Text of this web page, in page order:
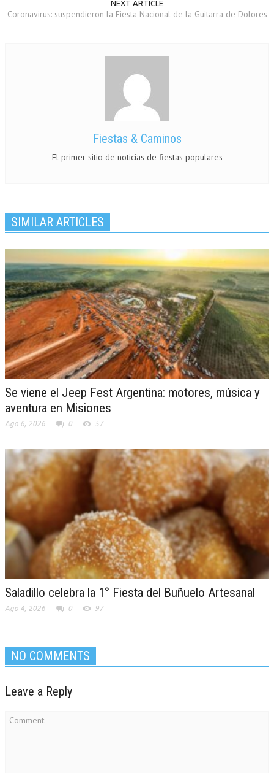
NEXT ARTICLE
Coronavirus: suspendieron la Fiesta Nacional de la Guitarra de Dolores
Fiestas & Caminos
El primer sitio de noticias de fiestas populares
SIMILAR ARTICLES
Se viene el Jeep Fest Argentina: motores, música y
aventura en Misiones
Ago 6, 2026 0 57
Saladillo celebra la 1° Fiesta del Buñuelo Artesanal
Ago 4, 2026 0 97
NO COMMENTS
Leave a Reply